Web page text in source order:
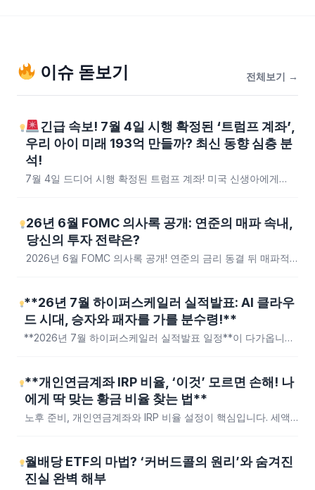
이슈 돋보기 전체보기 →
긴급 속보! 7월 4일 시행 확정된 ‘트럼프 계좌’
우리 아이 미래 193억 만들까? 최신 동향 심층 분
석!
7월 4일 드디어 시행 확정된 트럼프 계좌! 미국 신생아에게
26년 6월 FOMC 의사록 공개: 연준의 매파 속내,
당신의 투자 전략은?
2026년 6월 FOMC 의사록 공개! 연준의 금리 동결 뒤 매파적
**26년 7월 하이퍼스케일러 실적발표: AI 클라우
드 시대, 승자와 패자를 가를 분수령!**
**2026년 7월 하이퍼스케일러 실적발표 일정**이 다가옵니
**개인연금계좌 IRP 비율, ‘이것’ 모르면 손해! 나
에게 딱 맞는 황금 비율 찾는 법**
노후 준비, 개인연금계좌와 IRP 비율 설정이 핵심입니다. 세액
월배당 ETF의 마법? ‘커버드콜의 원리’와 숨겨진
진실 완벽 해부